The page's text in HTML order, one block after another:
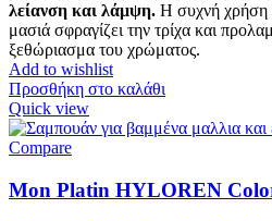
λείανση και λάμψη. Η συχνή χρήση
μασιά σφραγίζει την τρίχα και
ξεθώριασμα του χρώματος.
Add to wishlist
Προσθήκη στο καλάθι
Quick view
Compare
Mon Platin HYLOREN